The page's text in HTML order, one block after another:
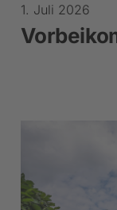
1. Juli 2026